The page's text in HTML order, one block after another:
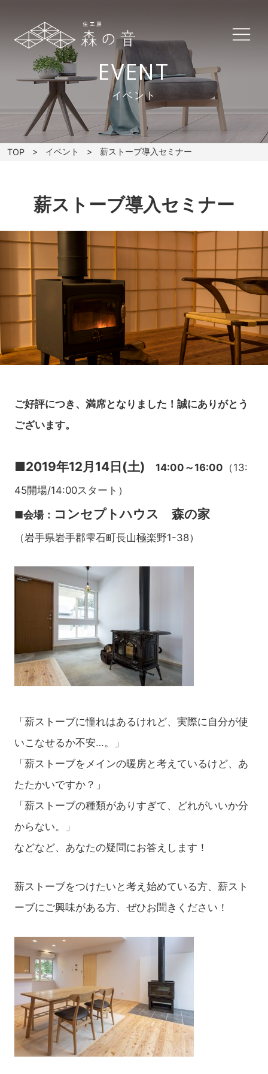
EVENT
イベント
TOP イベント 薪ストーブ導入セミナー
薪ストーブ導入セミナー
ご好評につき、満席となりました！誠にありがとう
ございます。
■2019年12月14日(土) 14:00～16:00 （13:
45開場/14:00スタート）
■会場： コンセプトハウス 森の家
（岩手県岩手郡雫石町長山極楽野1-38）
「薪ストーブに憧れはあるけれど、実際に自分が使
いこなせるか不安…。」
「薪ストーブをメインの暖房と考えているけど、あ
たたかいですか？」
「薪ストーブの種類がありすぎて、どれがいいか分
からない。」
などなど、あなたの疑問にお答えします！
薪ストーブをつけたいと考え始めている方、薪スト
ーブにご興味がある方、ぜひお聞きください！